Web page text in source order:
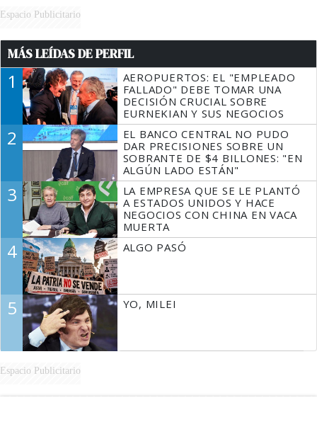
Espacio Publicitario
MÁS LEÍDAS DE PERFIL
1
AEROPUERTOS: EL "EMPLEADO
FALLADO" DEBE TOMAR UNA
DECISIÓN CRUCIAL SOBRE
EURNEKIAN Y SUS NEGOCIOS
2
EL BANCO CENTRAL NO PUDO
DAR PRECISIONES SOBRE UN
SOBRANTE DE $4 BILLONES: "EN
ALGÚN LADO ESTÁN"
3
LA EMPRESA QUE SE LE PLANTÓ
A ESTADOS UNIDOS Y HACE
NEGOCIOS CON CHINA EN VACA
MUERTA
4 ALGO PASÓ
5 YO, MILEI
Espacio Publicitario